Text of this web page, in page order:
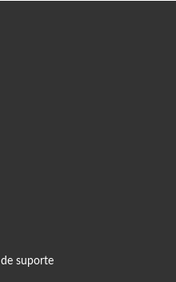
suporte